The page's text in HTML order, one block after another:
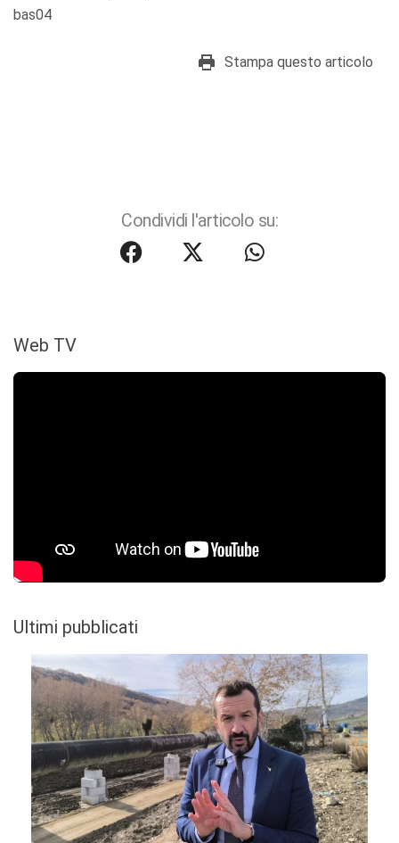
bas04
Stampa questo articolo
Condividi l'articolo su:
Web TV
Ultimi pubblicati